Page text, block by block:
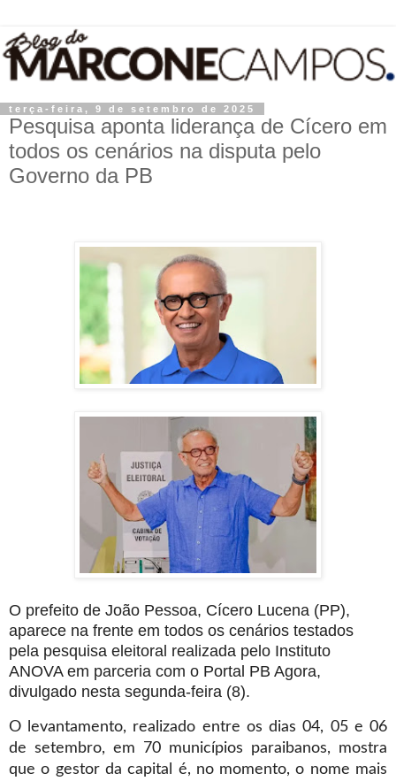
terça-feira, 9 de setembro de 2025
Pesquisa aponta liderança de Cícero em
todos os cenários na disputa pelo
Governo da PB
O prefeito de João Pessoa, Cícero Lucena (PP),
aparece na frente em todos os cenários testados
pela pesquisa eleitoral realizada pelo Instituto
ANOVA em parceria com o Portal PB Agora,
divulgado nesta segunda-feira (8).
O levantamento, realizado entre os dias 04, 05 e 06
de setembro, em 70 municípios paraibanos, mostra
que o gestor da capital é, no momento, o nome mais